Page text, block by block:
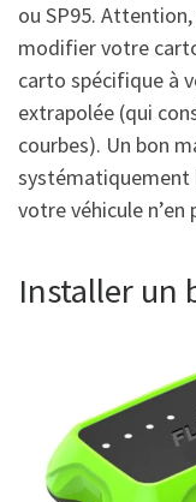
ou SP95.
modifier votre
carto spécifique à
extrapolée (qui
courbes). Un bon
systématiquement
votre véhicule n’en
Installer un